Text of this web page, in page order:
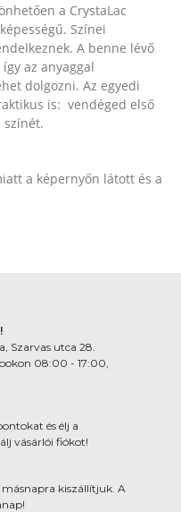
a CrystaLac
Színei
A benne lévő
az anyaggal
dolgozni. Az egyedi
is: vendéged első
színét.
a képernyőn látott és a
Szarvas utca 28.
08:00 - 17:00,
és élj a
vásárlói fiókot!
kiszállítjuk. A